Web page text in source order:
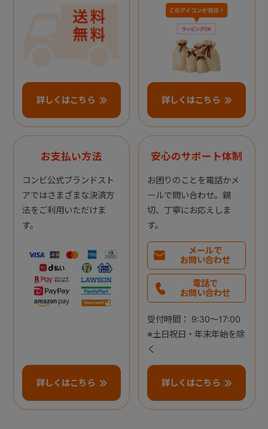
詳しくはこちら 詳しくはこちら
お支払い方法
コンビ公式ブランドスト
アではさまざまな決済方
法をご利用いただけま
す。
詳しくはこちら
安心のサポート体制
お困りのことを電話かメ
ールで問い合わせ。親
切、丁寧にお応えしま
す。
メールで
お問い合わせ
電話で
お問い合わせ
受付時間： 9:30～17:00
※土日祝日・年末年始を除
く
詳しくはこちら